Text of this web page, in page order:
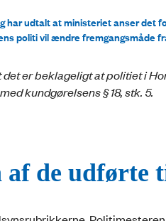
udtalt at ministeriet anser det
politi vil ændre fremgangsmåde
er beklageligt at politiet i
kundgørelsens § 18, stk. 5.
de udførte